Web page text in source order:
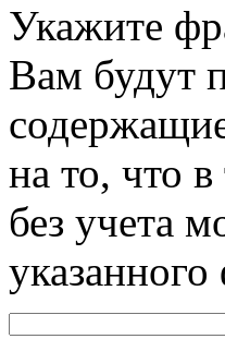
Укажите
Вам будут
на то, что
без учета